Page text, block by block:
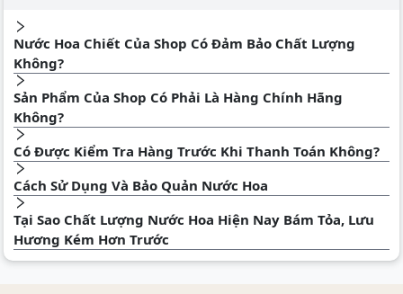
Nước Hoa Chiết Của Shop Có Đảm Bảo Chất Lượng
Không?
Sản Phẩm Của Shop Có Phải Là Hàng Chính Hãng
Không?
Có Được Kiểm Tra Hàng Trước Khi Thanh Toán Không?
Cách Sử Dụng Và Bảo Quản Nước Hoa
Tại Sao Chất Lượng Nước Hoa Hiện Nay Bám Tỏa, Lưu
Hương Kém Hơn Trước